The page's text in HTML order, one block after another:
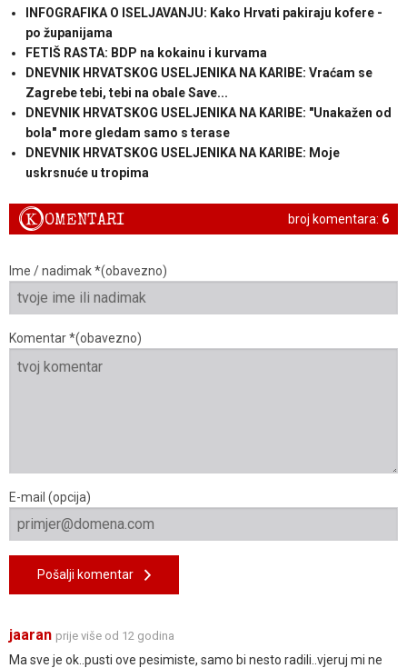
INFOGRAFIKA O ISELJAVANJU: Kako Hrvati pakiraju kofere -
po županijama
FETIŠ RASTA: BDP na kokainu i kurvama
DNEVNIK HRVATSKOG USELJENIKA NA KARIBE: Vraćam se
Zagrebe tebi, tebi na obale Save...
DNEVNIK HRVATSKOG USELJENIKA NA KARIBE: "Unakažen od
bola" more gledam samo s terase
DNEVNIK HRVATSKOG USELJENIKA NA KARIBE: Moje
uskrsnuće u tropima
broj komentara: 6
KOMENTARI
Ime / nadimak *(obavezno)
Komentar *(obavezno)
E-mail (opcija)
Pošalji komentar
jaaran prije više od 12 godina
Ma sve je ok..pusti ove pesimiste, samo bi nesto radili..vjeruj mi ne